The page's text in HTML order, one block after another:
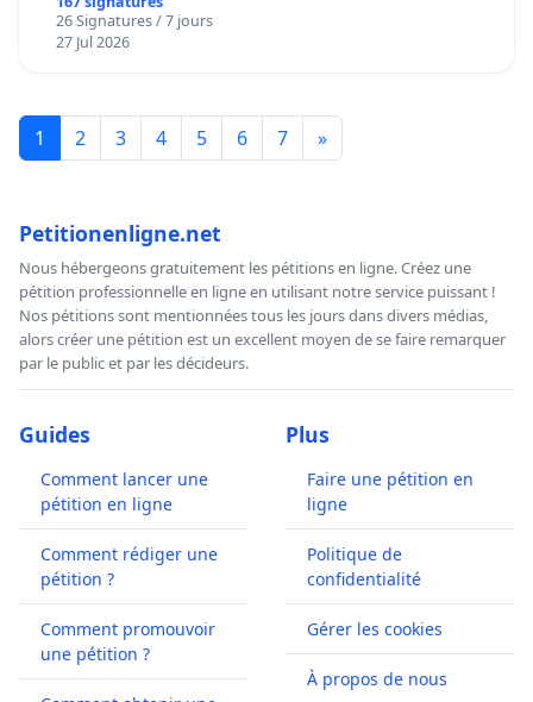
26 Signatures / 7 jours
27 Jul 2026
1 2 3 4 5 6 7 »
Petitionenligne.net
Nous hébergeons gratuitement les pétitions en ligne. Créez une
pétition professionnelle en ligne en utilisant notre service puissant !
Nos pétitions sont mentionnées tous les jours dans divers médias,
alors créer une pétition est un excellent moyen de se faire remarquer
par le public et par les décideurs.
Guides
Comment lancer une
pétition en ligne
Comment rédiger une
pétition ?
Comment promouvoir
une pétition ?
Plus
Faire une pétition en
ligne
Politique de
confidentialité
Gérer les cookies
À propos de nous